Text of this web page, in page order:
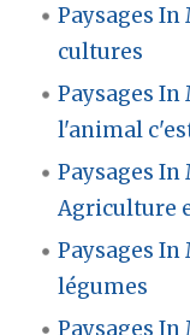
Paysages In
cultures
Paysages In
l'animal
Paysages In
Agriculture
Paysages In
légumes
Paysages In